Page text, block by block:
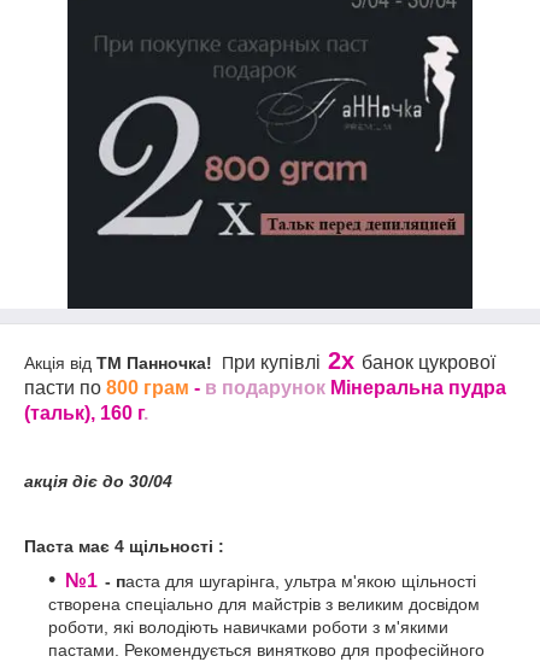
Акція від ТМ Панночка! При купівлі 2x банок цукрової
пасти по 800 грам - в подарунок Мінеральна пудра
(тальк), 160 г.
акція діє до 30/04
Паста має 4 щільності :
№1 - паста для шугарінга, ультра м'якою щільності
створена спеціально для майстрів з великим досвідом
роботи, які володіють навичками роботи з м'якими
пастами. Рекомендується винятково для професійного